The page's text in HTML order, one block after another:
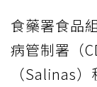
食藥署食品
病管制署（
（Salinas